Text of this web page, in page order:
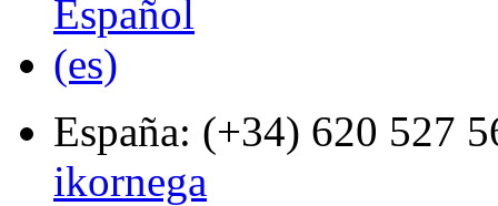
España: (+34) 620 527
ikornega